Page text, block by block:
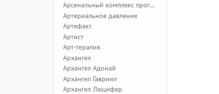
Арсенальный комплекс программ
Артериальное давление
Артефакт
Артист
Арт-терапия
Архангел
Архангел Адонай
Архангел Гавриил
Архангел Люцифер